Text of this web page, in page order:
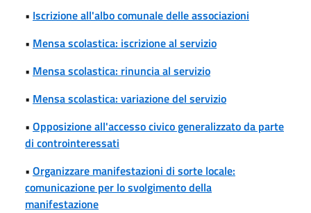
• Iscrizione all'albo comunale delle associazioni
• Mensa scolastica: iscrizione al servizio
• Mensa scolastica: rinuncia al servizio
• Mensa scolastica: variazione del servizio
• Opposizione all'accesso civico generalizzato da parte
di controinteressati
• Organizzare manifestazioni di sorte locale:
comunicazione per lo svolgimento della
manifestazione